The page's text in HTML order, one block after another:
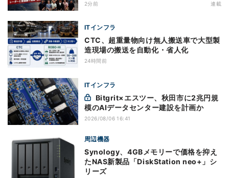
2分前 連載
ITインフラ
CTC、超重量物向け無人搬送車で大型製
造現場の搬送を自動化・省人化
24時間前
ITインフラ
模のAIデータセンター建設を計画か
2026/08/06 16:41
周辺機器
Synology、4GBメモリーで価格を抑え
たNAS新製品「DiskStation neo+」シ
リーズ